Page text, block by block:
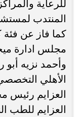
للرعاية
المنتدب
كما فاز عن
مجلس ادارة
وأحمد نزيه
الأهلي
العزايم رئيس
العزايم للطب